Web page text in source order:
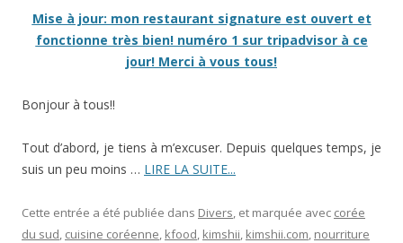
Mise à jour: mon restaurant signature est ouvert et
fonctionne très bien! numéro 1 sur tripadvisor à ce
jour! Merci à vous tous!
Bonjour à tous!!
Tout d’abord, je tiens à m’excuser. Depuis quelques temps, je
suis un peu moins … LIRE LA SUITE...
Cette entrée a été publiée dans Divers , et marquée avec corée
du sud cuisine coréenne kfood kimshii kimshii.com nourriture